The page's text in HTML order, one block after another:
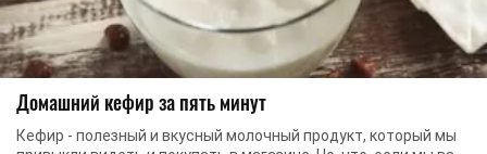
Домашний кефир за пять минут
Кефир - полезный и вкусный молочный продукт, который мы